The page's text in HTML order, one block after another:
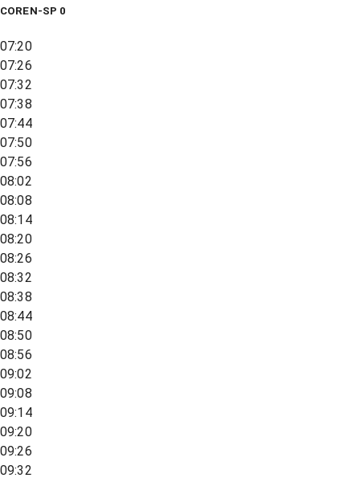
COREN-SP 0
07:20
07:26
07:32
07:38
07:44
07:50
07:56
08:02
08:08
08:14
08:20
08:26
08:32
08:38
08:44
08:50
08:56
09:02
09:08
09:14
09:20
09:26
09:32